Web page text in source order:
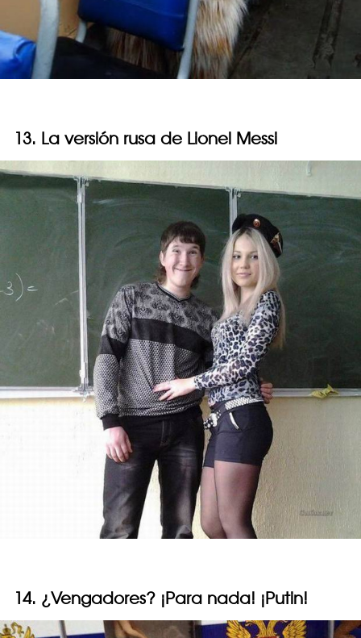
13. La versión rusa de Lionel Messi
14. ¿Vengadores? ¡Para nada! ¡Putin!